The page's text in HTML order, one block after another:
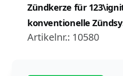
Zündkerze für
konventionelle
Artikelnr.: 10580